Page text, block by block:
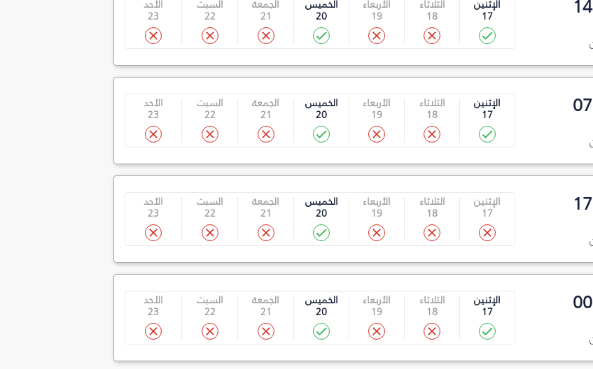
الإثنين
17
الثلاثاء
18
الأربعاء
19
الخميس
20
الجمعة
21
السبت
22
الأحد
23
الإثنين
17
الثلاثاء
18
الأربعاء
19
الخميس
20
الجمعة
21
السبت
22
الأحد
23
الإثنين
17
الثلاثاء
18
الأربعاء
19
الخميس
20
الجمعة
21
السبت
22
الأحد
23
الإثنين
17
الثلاثاء
18
الأربعاء
19
الخميس
20
الجمعة
21
السبت
22
الأحد
23